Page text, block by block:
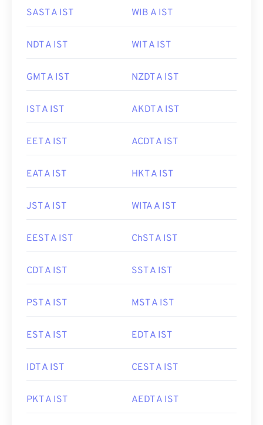
SAST A IST WIB A IST
NDT A IST WIT A IST
GMT A IST NZDT A IST
IST A IST AKDT A IST
EET A IST ACDT A IST
EAT A IST HKT A IST
JST A IST WITA A IST
EEST A IST ChST A IST
CDT A IST SST A IST
PST A IST MST A IST
EST A IST EDT A IST
IDT A IST CEST A IST
PKT A IST AEDT A IST